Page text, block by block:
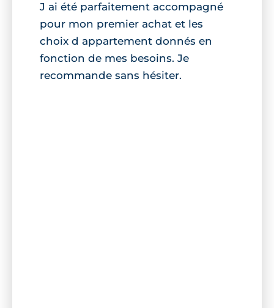
J ai été parfaitement accompagné
pour mon premier achat et les
choix d appartement donnés en
fonction de mes besoins. Je
recommande sans hésiter.